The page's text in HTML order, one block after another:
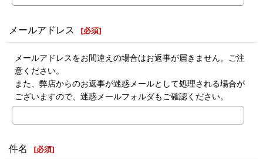
メールアドレス [必須]
メールアドレスをお間違えの場合はお返事が届きません。ご注
意ください。
また、弊店からのお返事が迷惑メールとして処理される場合が
ございますので、迷惑メールフォルダもご確認ください。
件名 [必須]